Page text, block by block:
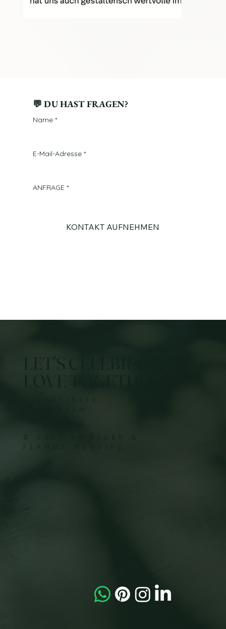
💬 DU HAST FRAGEN?
Name *
E-Mail-Adresse *
ANFRAGE *
KONTAKT AUFNEHMEN
LET'S CELEBRATE
LOVE TOGETHER.
© 2026 by FEUER &
FLAMME Wedding